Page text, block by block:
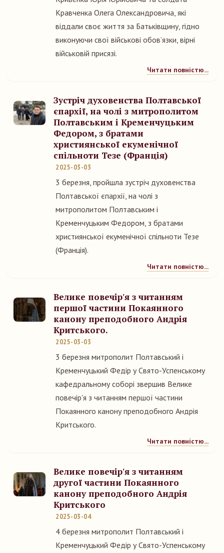
Кравченка Олега Олександровича, які
віддали своє життя за Батьківщину, гідно
виконуючи свої військові обов’язки, вірні
військовій присязі.
Читати повністю...
Зустріч духовенства Полтавської
єпархії, на чолі з митрополитом
Полтавським і Кременчуцьким
Федором, з братами
християнської екуменічної
спільноти Тезе (Франція)
2025-03-03
3 березня, пройшла зустріч духовенства
Полтавської єпархії, на чолі з
митрополитом Полтавським і
Кременчуцьким Федором, з братами
християнської екуменічної спільноти Тезе
(Франція).
Читати повністю...
Велике повечір'я з читанням
першої частини Покаянного
канону преподобного Андрія
Критського.
2025-03-03
3 березня митрополит Полтавський і
Кременчуцький Федір у Свято-Успенському
кафедральному соборі звершив Велике
повечір'я з читанням першої частини
Покаянного канону преподобного Андрія
Критського.
Читати повністю...
Велике повечір'я з читанням
другої частини Покаянного
канону преподобного Андрія
Критського
2025-03-04
4 березня митрополит Полтавський і
Кременчуцький Федір у Свято-Успенському